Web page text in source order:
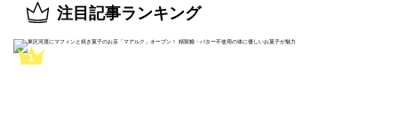
注目記事ランキング